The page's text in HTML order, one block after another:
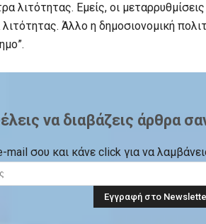
λιτότητας. Εμείς, οι
Άλλο η δημοσιονομική
να διαβάζεις άρθρα
mail σου και κάνε click για να